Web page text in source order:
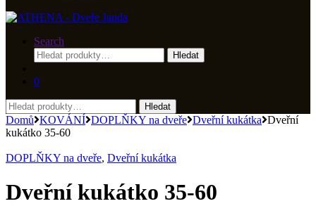
Search
Hledat:
Hledat
0
Hledat:
Hledat
Domů KOVÁNÍ DOPLŇKY na dveře Dveřní kukátka Dveřní
kukátko 35-60
DOPLŇKY na dveře, Dveřní kukátka
Dveřní kukátko 35-60